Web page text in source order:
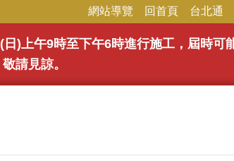
網站導覽 回首頁 台北通
)上午9時至下午6時進行施工，屆時
請見諒。